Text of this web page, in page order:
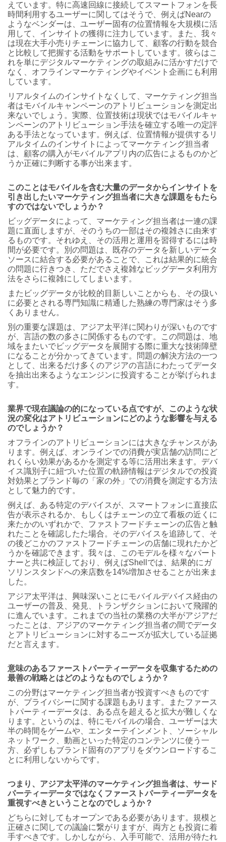
えています。特に高速回線に接続してスマートフォンを長
時間利用するユーザーに関してはそうで、例えばNearの
ようなベンダーは、ユーザー固有の位置情報を大規模に活
用して、インサイトの獲得に注力しています。また、我々
は現在大手小売りチェーンに協力して、顧客の行動を競合
と比較して把握する活動をサポートしています。彼らはこ
れを単にデジタルマーケティングの取組みに活かすだけで
なく、オフラインマーケティングやイベント企画にも利用
しています。
リアルタイムのインサイトなくして、マーケティング担当
者はモバイルキャンペーンのアトリビューションを測定出
来ないでしょう。実際、位置技術は現状ではモバイルキャ
ンペーンのアトリビューション手法を確立する唯一の定評
ある手法となっています。例えば、位置情報が提供するリ
アルタイムのインサイトによってマーケティング担当者
は、顧客の購入がモバイルアプリ内の広告によるものかど
うか正確に判断する事が出来ます。
このことはモバイルを含む大量のデータからインサイトを
引き出したいマーケティング担当者に大きな課題をもたら
すのではないでしょうか？
ビッグデータによって、マーケティング担当者は一連の課
題に直面しますが、そのうちの一部はその複雑さに由来す
るものです。それゆえ、その活用と運用を習得するには時
間が必要です。別の問題は、既存のデータを新しいデータ
ソースに結合する必要があることで、これは結果的に統合
の問題に行きつき、ただでさえ複雑なビッグデータ利用方
法をさらに複雑にしてしまいます。
またビッグデータが比較的目新しいことからも、その扱い
に必要とされる専門知識に精通した熟練の専門家はそう多
くありません。
別の重要な課題は、アジア太平洋に関わりが深いものです
が、言語の数の多さに関係するものです。この問題は、地
域をまたいでビッグデータを展開する際に重大な技術障壁
になることが分かってきています。問題の解決方法の一つ
として、出来るだけ多くのアジアの言語にわたってデータ
を抽出出来るようなエンジンに投資することが挙げられま
す。
業界で現在議論の的になっている点ですが、このような状
況の変化はアトリビューションにどのような影響を与える
のでしょうか？
オフラインのアトリビューションには大きなチャンスがあ
ります。例えば、オンラインでの消費が実店舗の訪問にど
れくらい効果があるかを測定する等に活用出来ます。デバ
イス識別子に紐づいた位置の軌跡情報はデジタルでの投資
対効果とブランド毎の「家の外」での消費を測定する方法
として魅力的です。
例えば、ある特定のデバイスが、スマートフォンに直接広
告が表示されるか、もしくはチェーンの立て看板の近くに
来たかのいずれかで、ファストフードチェーンの広告と触
れたことを確認したた場合。そのデバイスを追跡して、そ
の後どこかのファストフードチェーンの店舗に現れたかど
うかを確認できます。我々は、このモデルを様々なパート
ナーと共に検証しており、例えばShellでは、結果的にガ
ソリンスタンドへの来店数を14%増加させることが出来ま
した。
アジア太平洋は、興味深いことにモバイルデバイス経由の
ユーザーの普及、発見、トランザクションにおいて飛躍的
に進んでいます。これまでの当社の業務の大半がアジアだ
ったことは、アジアのマーケティング担当者の間でデータ
とアトリビューションに対するニーズが拡大している証拠
だと言えます。
意味のあるファーストパーティーデータを収集するための
最善の戦略とはどのようなものでしょうか？
この分野はマーケティング担当者が投資すべきものです
が、プライバシーに関する課題もあります。またファース
トパーティーデータは、ある点を超えると拡大が難しくな
ります。というのは、特にモバイルの場合、ユーザーは大
半の時間をゲームや、エンターテインメント、ソーシャル
ネットワーク、動画といった特定のコンテンツに使う一
方、必ずしもブランド固有のアプリをダウンロードするこ
とに利用しないからです。
つまり、アジア太平洋のマーケティング担当者は、サード
パーティーデータではなくファーストパーティーデータを
重視すべきということなのでしょうか？
どちらに対してもオープンである必要があります。規模と
正確さに関しての議論に繋がりますが、両方とも投資に着
手すべきです。しかしながら、入手可能で、活用が待たれ